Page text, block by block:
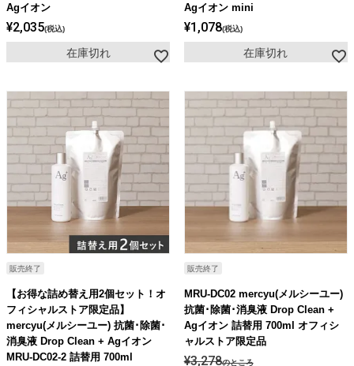
Agイオン
¥2,035 税込
在庫切れ
Agイオン mini
¥1,078 税込
在庫切れ
販売終了
【お得な詰め替え用2個セット！オ
フィシャルストア限定品】
mercyu(メルシーユー) 抗菌･除菌･
消臭液 Drop Clean + Agイオン
MRU-DC02-2 詰替用 700ml
販売終了
MRU-DC02 mercyu(メルシーユー)
抗菌･除菌･消臭液 Drop Clean +
Agイオン 詰替用 700ml オフィシ
ャルストア限定品
¥3,278のところ